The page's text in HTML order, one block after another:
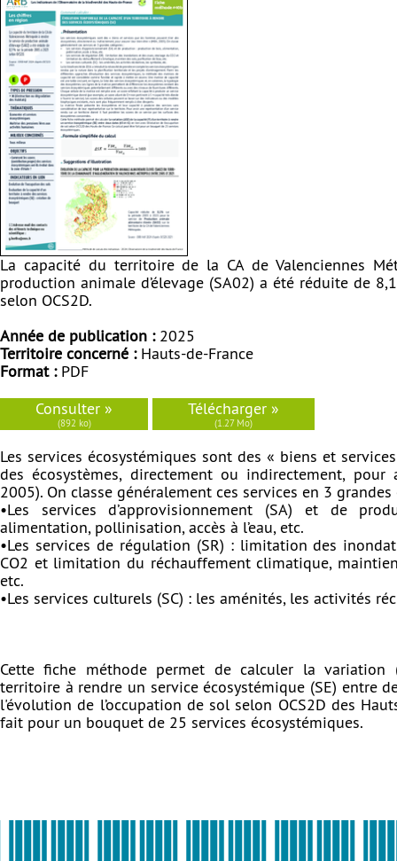
La capacité du territoire de la CA de Valenciennes
production animale d’élevage (SA02) a été réduite de
selon OCS2D.
Année de publication : 2025
Territoire concerné : Hauts-de-France
Format : PDF
Consulter »
(892 ko)
Télécharger »
(1.27 Mo)
Les services écosystémiques sont des « biens et
des écosystèmes, directement ou indirectement, pour
2005). On classe généralement ces services en 3
•Les services d’approvisionnement (SA) et de
alimentation, pollinisation, accès à l’eau, etc.
•Les services de régulation (SR) : limitation des
CO2 et limitation du réchauffement climatique,
etc.
•Les services culturels (SC) : les aménités, les activités
Cette fiche méthode permet de calculer la variation
territoire à rendre un service écosystémique (SE) entre
l'évolution de l’occupation de sol selon OCS2D des
fait pour un bouquet de 25 services écosystémiques.